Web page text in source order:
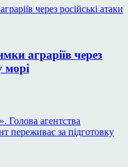
аграріїв через
морі